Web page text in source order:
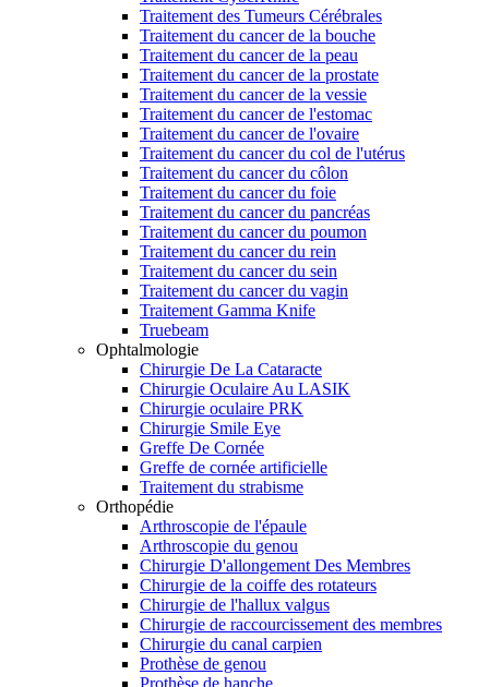
Traitement des Tumeurs Cérébrales
Traitement du cancer de la bouche
Traitement du cancer de la peau
Traitement du cancer de la prostate
Traitement du cancer de la vessie
Traitement du cancer de l'estomac
Traitement du cancer de l'ovaire
Traitement du cancer du col de l'utérus
Traitement du cancer du côlon
Traitement du cancer du foie
Traitement du cancer du pancréas
Traitement du cancer du poumon
Traitement du cancer du rein
Traitement du cancer du sein
Traitement du cancer du vagin
Traitement Gamma Knife
Truebeam
Ophtalmologie
Chirurgie De La Cataracte
Chirurgie Oculaire Au LASIK
Chirurgie oculaire PRK
Chirurgie Smile Eye
Greffe De Cornée
Greffe de cornée artificielle
Traitement du strabisme
Orthopédie
Arthroscopie de l'épaule
Arthroscopie du genou
Chirurgie D'allongement Des Membres
Chirurgie de la coiffe des rotateurs
Chirurgie de l'hallux valgus
Chirurgie de raccourcissement des membres
Chirurgie du canal carpien
Prothèse de genou
Prothèse de hanche